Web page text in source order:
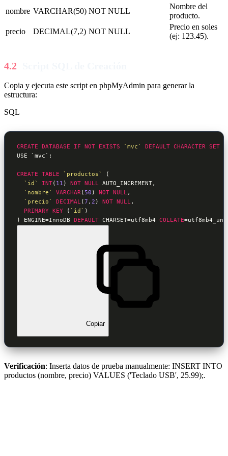
nombre VARCHAR(50) NOT NULL
Nombre del
producto.
precio
DECIMAL(7,2) NOT NULL
Precio en soles
(ej: 123.45).
Copia y ejecuta este script en phpMyAdmin para generar la
estructura:
SQL
CREATE DATABASE IF NOT EXISTS `mvc` DEFAULT CHARACTER SET
USE `mvc`;
CREATE TABLE `productos`
(
`id`
INT( 11 ) NOT NULL AUTO_INCREMENT,
`nombre`
VARCHAR(50 ) NOT NULL,
`precio`
DECIMAL(7 , 2 ) NOT NULL,
PRIMARY KEY ( `id` )
) ENGINE=InnoDB DEFAULT CHARSET=utf8mb4 COLLATE
Copiar
Verificación: Inserta datos de prueba manualmente: INSERT INTO
productos (nombre, precio) VALUES ('Teclado USB', 25.99);.